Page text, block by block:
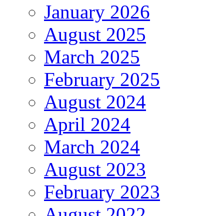
January 2026
August 2025
March 2025
February 2025
August 2024
April 2024
March 2024
August 2023
February 2023